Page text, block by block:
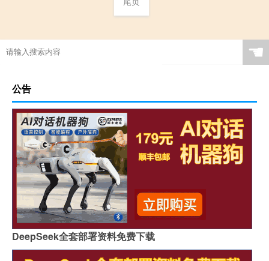
☚
公告
DeepSeek全套部署资料免费下载